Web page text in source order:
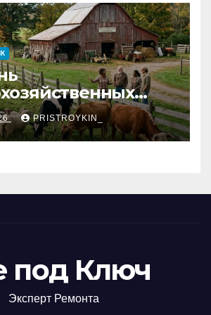
и информация о
PRISTROYKIN_
под Ключ
Эксперт Ремонта